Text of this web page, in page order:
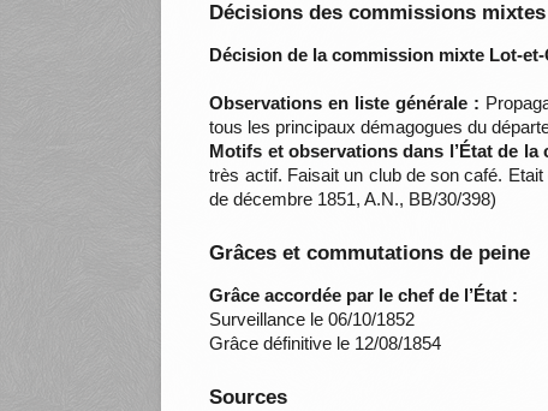
Décisions des commissions
Décision de la commission mixte Lot-
Observations en liste générale :
tous les principaux démagogues du
Motifs et observations dans l’État de la
très actif. Faisait un club de son café.
de décembre 1851, A.N., BB/30/398)
Grâces et commutations de peine
Grâce accordée par le chef de l’État :
Surveillance le 06/10/1852
Grâce définitive le 12/08/1854
Sources